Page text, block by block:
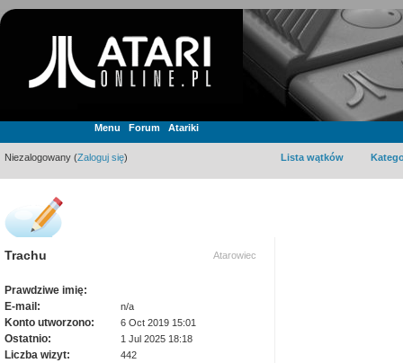
Menu Forum Atariki
Niezalogowany (Zaloguj się) Lista wątków
Trachu Atarowiec
Prawdziwe imię:
E-mail:
n/a
Konto utworzono: 6 Oct 2019 15:01
Ostatnio: 1 Jul 2025 18:18
Liczba wizyt: 442